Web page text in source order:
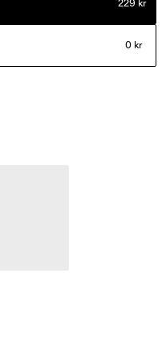
229 kr
0 kr